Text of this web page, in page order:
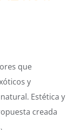
que
y
Estética y
creada